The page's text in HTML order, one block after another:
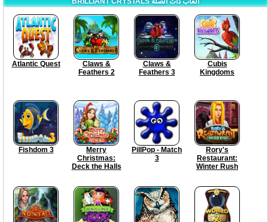
Atlantic Quest
Claws &
Feathers 2
Claws &
Feathers 3
Cubis
Kingdoms
Fishdom 3
Merry
Christmas:
Deck the Halls
PillPop - Match
3
Rory's
Restaurant:
Winter Rush